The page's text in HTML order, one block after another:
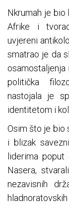
Nkrumah je bio
Afrike i
uvjereni
smatrao je da
osamostaljenja
politička
nastojala je
identitetom i
Osim što je bio
i blizak
liderima poput
Nasera,
nezavisnih